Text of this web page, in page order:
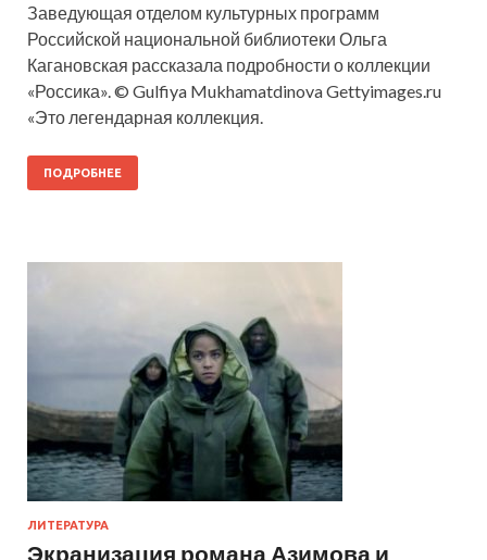
Заведующая отделом культурных программ
Российской национальной библиотеки Ольга
Кагановская рассказала подробности о коллекции
«Россика». © Gulfiya Mukhamatdinova Gettyimages.ru
«Это легендарная коллекция.
ПОДРОБНЕЕ
ЛИТЕРАТУРА
Экранизация романа Азимова и